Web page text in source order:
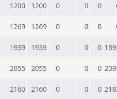
1200 1200 0 0 0
1269 1269 0 0 0
1939 1939 0 0 0
2055 2055 0 0 0
2160 2160 0 0 0